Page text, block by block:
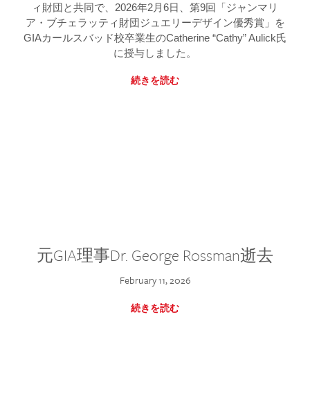
ィ財団と共同で、2026年2月6日、第9回「ジャンマリ
ア・ブチェラッティ財団ジュエリーデザイン優秀賞」を
GIAカールスバッド校卒業生のCatherine “Cathy” Aulick氏
に授与しました。
続きを読む
元GIA理事Dr. George Rossman逝去
February 11, 2026
続きを読む